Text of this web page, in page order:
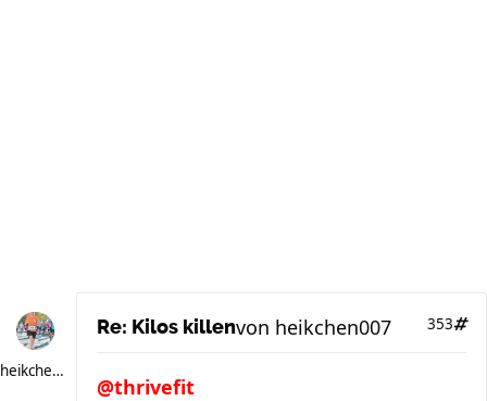
heikchen007
Re: Kilos killen 353
von heikchen007
@thrivefit